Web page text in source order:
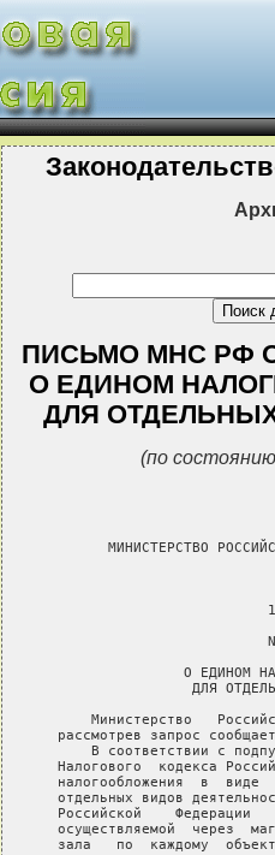
ПИСЬМО МНС РФ ОТ
О ЕДИНОМ
ДЛЯ
(по
МИНИСТЕРСТВО
О ЕДИНОМ
ДЛЯ
Министерство
рассмотрев запрос
В соответствии с
Налогового  кодекса
налогообложения  в  виде
отдельных видов
Российской    Федерации
осуществляемой  через
зала   по  каждому